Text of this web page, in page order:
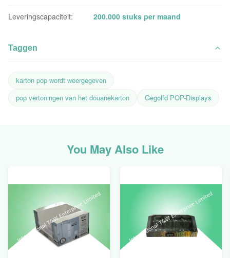
Leveringscapaciteit: 200.000 stuks per maand
Taggen
karton pop wordt weergegeven
pop vertoningen van het douanekarton
Gegolfd POP-Displays
You May Also Like